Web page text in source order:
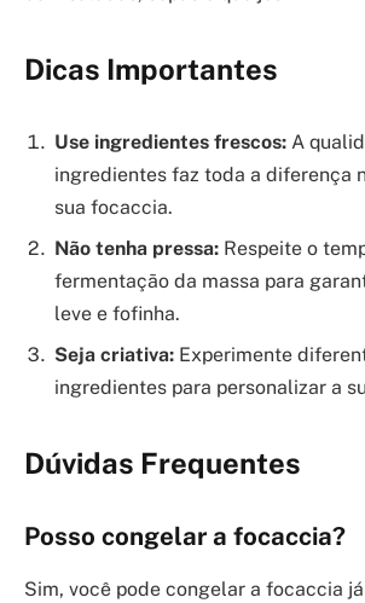
Dicas Importantes
Use ingredientes frescos: A
ingredientes faz toda a diferença
sua focaccia.
Não tenha pressa: Respeite o
fermentação da massa para
leve e fofinha.
Seja criativa: Experimente
ingredientes para personalizar a
Dúvidas Frequentes
Posso congelar a focaccia?
Sim, você pode congelar a focaccia